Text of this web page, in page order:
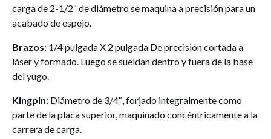
carga de 2-1/2″ de diámetro se maquina a precisión para un
acabado de espejo.
Brazos: 1/4 pulgada X 2 pulgada De precisión cortada a
láser y formado. Luego se sueldan dentro y fuera de la base
del yugo.
Kingpin: Diámetro de 3/4″, forjado integralmente como
parte de la placa superior, maquinado concéntricamente a la
carrera de carga.